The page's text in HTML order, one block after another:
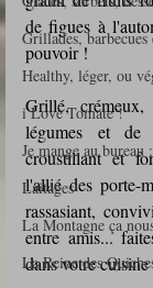
Grillades, barbecues
Healthy, léger, ou
i Love Tomate !
Je mange au
Laitages
La Montagne ça
La Reine des
de figues à
pouvoir !
Grillé, crémeux,
légumes et de
croustillant et
l'allié des porte-
rassasiant,
entre amis...
dans votre cuisine